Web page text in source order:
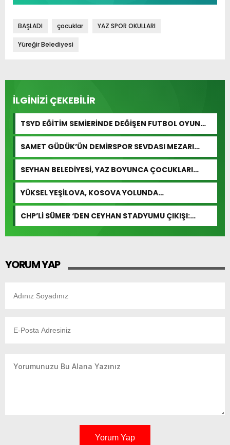
BAŞLADI çocuklar YAZ SPOR OKULLARI
Yüreğir Belediyesi
İLGİNİZİ ÇEKEBİLİR
TSYD EĞİTİM SEMİERİNDE DEĞİŞEN FUTBOL OYUN
KURALLARI ANLATILDI
SAMET GÜDÜK’ÜN DEMİRSPOR SEVDASI MEZARI
BAŞINDA YAŞATILDI
SEYHAN BELEDİYESİ, YAZ BOYUNCA ÇOCUKLARI
HAVUZLARLA BULUŞTURUYOR…
YÜKSEL YEŞİLOVA, KOSOVA YOLUNDA…
CHP’Lİ SÜMER ‘DEN CEYHAN STADYUMU ÇIKIŞI:
“ÖDENEK HAZIR DENDİ, ÇİVİ ÇAKILMADI!”
YORUM YAP
Yorum Yap